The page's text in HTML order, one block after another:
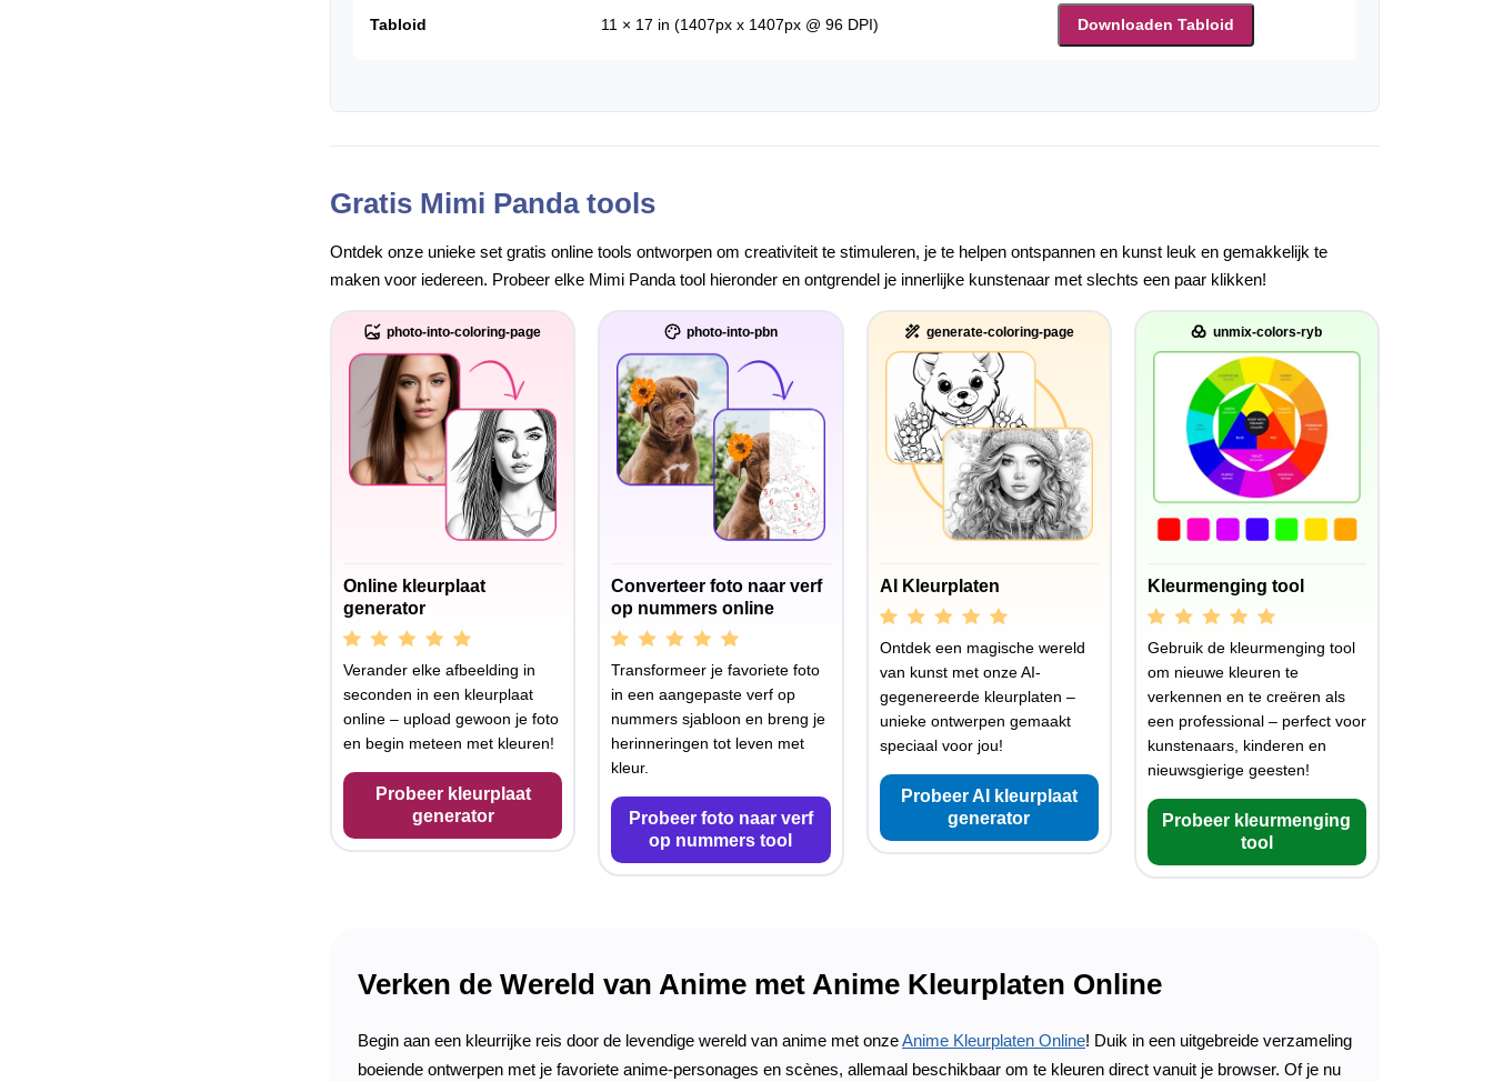
Tabloid 11 × 17 in (1407px x 1407px @ 96 DPI) Downloaden Tabloid
Gratis Mimi Panda tools
Ontdek onze unieke set gratis online tools ontworpen om creativiteit te stimuleren, je te helpen ontspannen en kunst leuk en gemakkelijk te
maken voor iedereen. Probeer elke Mimi Panda tool hieronder en ontgrendel je innerlijke kunstenaar met slechts een paar klikken!
photo-into-coloring-page
Online kleurplaat
generator
Verander elke afbeelding in
seconden in een kleurplaat
online – upload gewoon je foto
en begin meteen met kleuren!
Probeer kleurplaat
generator
photo-into-pbn
Converteer foto naar verf
op nummers online
Transformeer je favoriete foto
in een aangepaste verf op
nummers sjabloon en breng je
herinneringen tot leven met
kleur.
Probeer foto naar verf
op nummers tool
generate-coloring-page
AI Kleurplaten
Ontdek een magische wereld
van kunst met onze AI-
gegenereerde kleurplaten –
unieke ontwerpen gemaakt
speciaal voor jou!
Probeer AI kleurplaat
generator
unmix-colors-ryb
Kleurmenging tool
Gebruik de kleurmenging tool
om nieuwe kleuren te
verkennen en te creëren als
een professional – perfect voor
kunstenaars, kinderen en
nieuwsgierige geesten!
Probeer kleurmenging
tool
Verken de Wereld van Anime met Anime Kleurplaten Online
Begin aan een kleurrijke reis door de levendige wereld van anime met onzeAnime Kleurplaten Online! Duik in een uitgebreide verzameling
boeiende ontwerpen met je favoriete anime-personages en scènes, allemaal beschikbaar om te kleuren direct vanuit je browser. Of je nu